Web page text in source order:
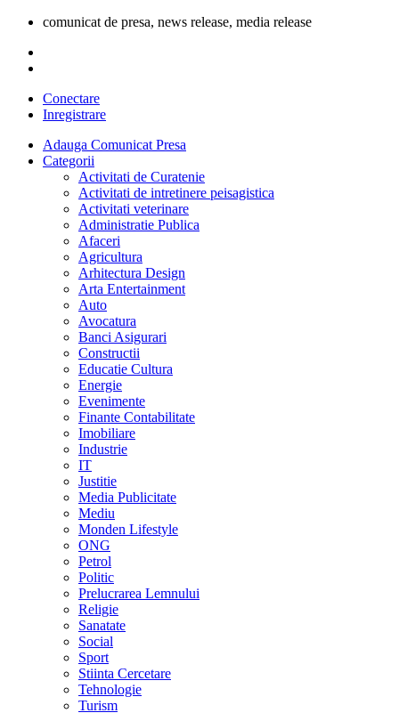
comunicat de presa, news release, media release
Conectare
Inregistrare
Adauga Comunicat Presa
Categorii
Activitati de Curatenie
Activitati de intretinere peisagistica
Activitati veterinare
Administratie Publica
Afaceri
Agricultura
Arhitectura Design
Arta Entertainment
Auto
Avocatura
Banci Asigurari
Constructii
Educatie Cultura
Energie
Evenimente
Finante Contabilitate
Imobiliare
Industrie
IT
Justitie
Media Publicitate
Mediu
Monden Lifestyle
ONG
Petrol
Politic
Prelucrarea Lemnului
Religie
Sanatate
Social
Sport
Stiinta Cercetare
Tehnologie
Turism